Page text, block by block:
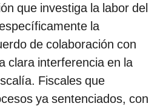
que investiga la labor del
la
de colaboración con
clara interferencia en la
Fiscales que
ya sentenciados, con